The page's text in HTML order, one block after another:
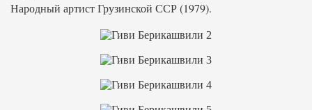
Народный артист Грузинской ССР (1979).